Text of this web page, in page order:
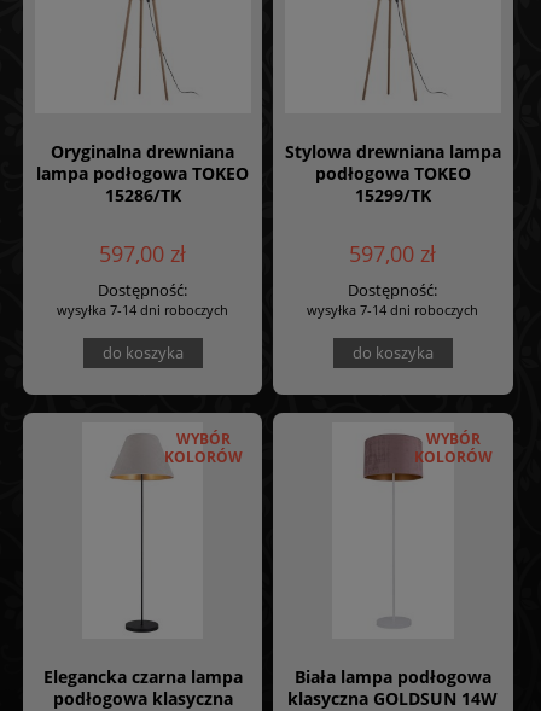
Oryginalna drewniana
lampa podłogowa TOKEO
15286/TK
597,00 zł
Dostępność:
wysyłka 7-14 dni roboczych
do koszyka
Stylowa drewniana lampa
podłogowa TOKEO
15299/TK
597,00 zł
Dostępność:
wysyłka 7-14 dni roboczych
do koszyka
Elegancka czarna lampa
podłogowa klasyczna
WYBÓR
KOLORÓW
Biała lampa podłogowa
klasyczna GOLDSUN 14W
WYBÓR
KOLORÓW